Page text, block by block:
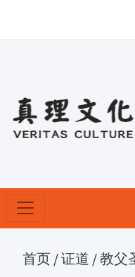
首页 /证道 /教父